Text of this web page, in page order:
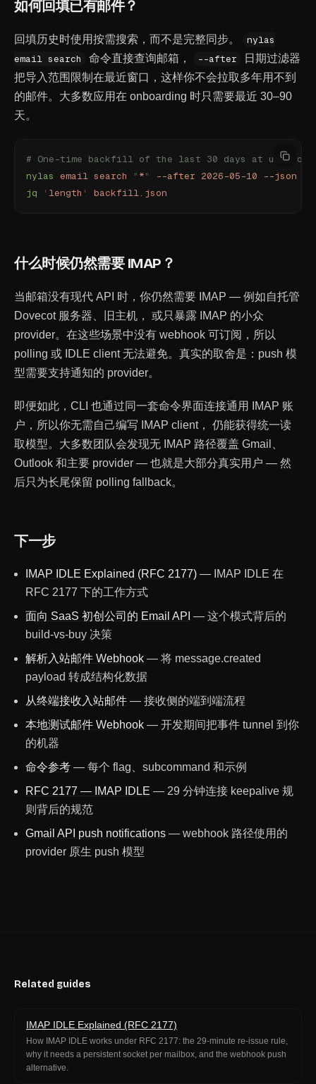
如何回填已有邮件？
回填历史时使用按需搜索，而不是完整同步。
nylas
email search
命令直接查询邮箱， --after
日期过滤器
把导入范围限制在最近窗口，这样你不会拉取多年用不到
的邮件。大多数应用在 onboarding 时只需要最近 30–90
天。
# One-time backfill of the last 30 days at user
nylas email search " *" --after 2026-05-10 --json
jq ' length ' backfill.json
什么时候仍然需要 IMAP？
当邮箱没有现代 API 时，你仍然需要 IMAP — 例如自托管
Dovecot 服务器、旧主机， 或只暴露 IMAP 的小众
provider。在这些场景中没有 webhook 可订阅，所以
polling 或 IDLE client 无法避免。真实的取舍是：push 模
型需要支持通知的 provider。
即便如此，CLI 也通过同一套命令界面连接通用 IMAP 账
户，所以你无需自己编写 IMAP client， 仍能获得统一读
取模型。大多数团队会发现无 IMAP 路径覆盖 Gmail、
Outlook 和主要 provider — 也就是大部分真实用户 — 然
后只为长尾保留 polling fallback。
下一步
IMAP IDLE Explained (RFC 2177) — IMAP IDLE 在
RFC 2177 下的工作方式
面向 SaaS 初创公司的 Email API — 这个模式背后的
build-vs-buy 决策
解析入站邮件 Webhook — 将 message.created
payload 转成结构化数据
从终端接收入站邮件 — 接收侧的端到端流程
本地测试邮件 Webhook — 开发期间把事件 tunnel 到你
的机器
命令参考 — 每个 flag、subcommand 和示例
RFC 2177 — IMAP IDLE — 29 分钟连接 keepalive 规
则背后的规范
Gmail API push notifications — webhook 路径使用的
provider 原生 push 模型
Related guides
IMAP IDLE Explained (RFC 2177)
How IMAP IDLE works under RFC 2177: the 29-minute re-issue rule,
why it needs a persistent socket per mailbox, and the webhook push
alternative.